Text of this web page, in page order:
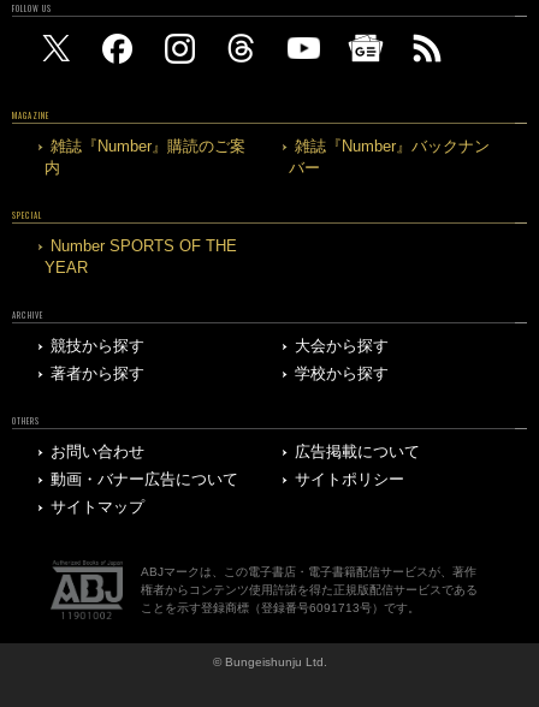
FOLLOW US
MAGAZINE
雑誌『Number』購読のご案
内
雑誌『Number』バックナン
バー
SPECIAL
Number SPORTS OF THE
YEAR
ARCHIVE
競技から探す
大会から探す
著者から探す
学校から探す
OTHERS
お問い合わせ
広告掲載について
動画・バナー広告について
サイトポリシー
サイトマップ
ABJマークは、この電子書店・電子書籍配信サービスが、著作
権者からコンテンツ使用許諾を得た正規版配信サービスである
ことを示す登録商標（登録番号6091713号）です。
© Bungeishunju Ltd.